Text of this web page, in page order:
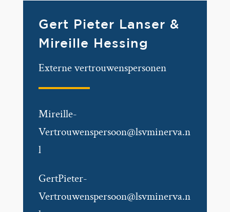
Gert Pieter Lanser &
Mireille Hessing
Externe vertrouwenspersonen
Mireille-
Vertrouwenspersoon@lsvminerva.n
l
GertPieter-
Vertrouwenspersoon@lsvminerva.n